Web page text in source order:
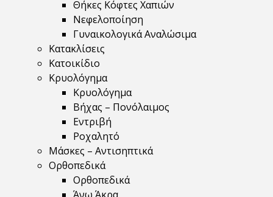
Θήκες Κόφτες Χαπιών
Νεφελοποίηση
Γυναικολογικά Αναλώσιμα
Κατακλίσεις
Κατοικίδιο
Κρυολόγημα
Κρυολόγημα
Βήχας – Πονόλαιμος
Εντριβή
Ροχαλητό
Μάσκες – Αντισηπτικά
Ορθοπεδικά
Ορθοπεδικά